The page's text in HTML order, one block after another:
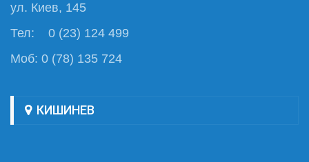
ул. Киев, 145
Тел: 0 (23) 124 499
Моб: 0 (78) 135 724
КИШИНЕВ